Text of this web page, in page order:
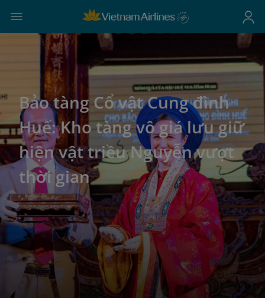
Bảo tàng Cổ vật Cung đình
Huế: Kho tàng vô giá lưu giữ
hiện vật triều Nguyễn vượt
thời gian